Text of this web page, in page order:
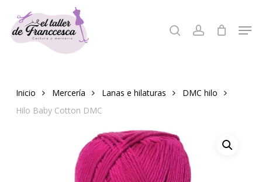
main
search account
Inicio Mercería Lanas e hilaturas
DMC hilo
Hilo Baby Cotton DMC
Close